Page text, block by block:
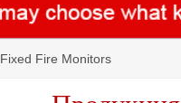
Fixed Fire Monitors